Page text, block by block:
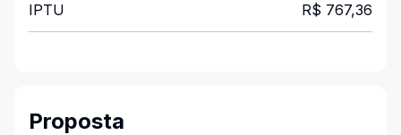
IPTU R$ 767,36
Proposta